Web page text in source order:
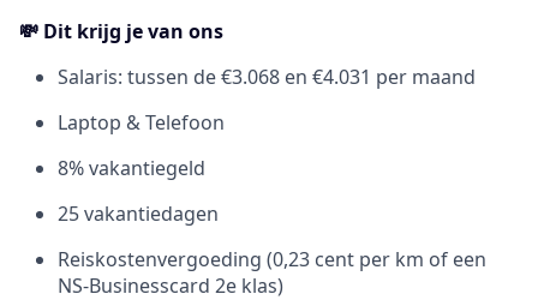
💸 Dit krijg je van ons
Salaris: tussen de €3.068 en €4.031 per maand
Laptop & Telefoon
8% vakantiegeld
25 vakantiedagen
Reiskostenvergoeding (0,23 cent per km of een
NS-Businesscard 2e klas)